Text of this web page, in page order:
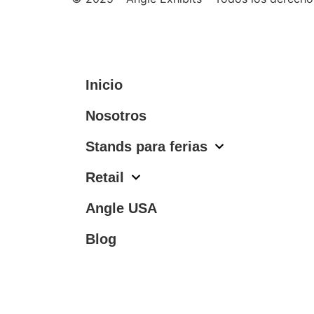
Inicio
Nosotros
Stands para ferias
Retail
Angle USA
Blog